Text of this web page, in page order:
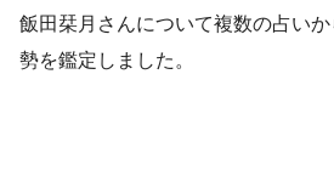
飯田栞月さんについて複数の占い
勢を鑑定しました。